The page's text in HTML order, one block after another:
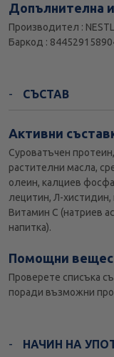
Допълнителна
Производител :
Баркод :
СЪСТАВ
Активни
Суроватъчен
растителни масла,
олеин, калциев
лецитин, Л-хистидин,
Витамин С (натриев
напитка).
Помощни
Проверете списъка
поради възможни
НАЧИН НА